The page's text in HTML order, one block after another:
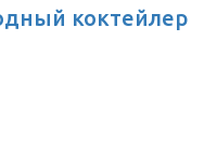
коктейлер